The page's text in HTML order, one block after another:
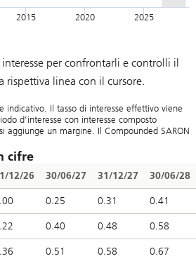
2015 2020 2025
per confrontarli e controlli il
rispettiva linea con il cursore.
indicativo. Il tasso di interesse effettivo viene
d’interesse con interesse composto
aggiunge un margine. Il Compounded SARON
cifre
12/26 30/06/27 31/12/27 30/06/28
0.25 0.31 0.41
0.40 0.48 0.58
0.51 0.58 0.67